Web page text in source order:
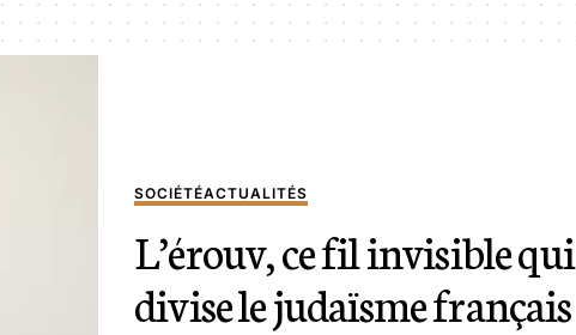
SOCIÉTÉACTUALITÉS
L’érouv, ce fil invisible qui
divise le judaïsme français